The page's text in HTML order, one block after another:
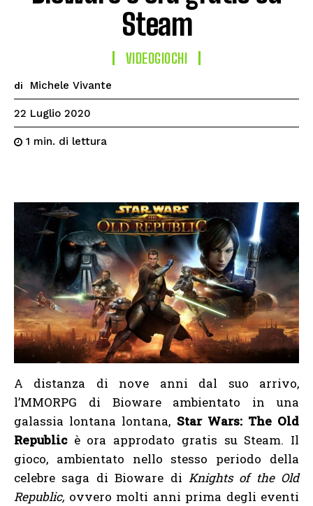
Steam
VIDEOGIOCHI
di Michele Vivante
22 Luglio 2020
1 min. di lettura
A distanza di nove anni dal suo arrivo,
l’MMORPG di Bioware ambientato in una
galassia lontana lontana, Star Wars: The Old
Republicè ora approdato gratis su Steam. Il
gioco, ambientato nello stesso periodo della
celebre saga di Bioware di Knights of the Old
Republic, ovvero molti anni prima degli eventi